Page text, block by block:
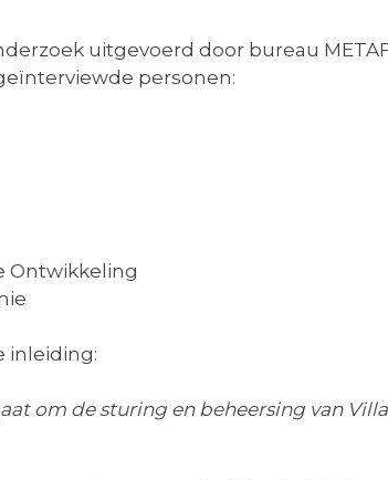
uitgevoerd door bureau
personen:
Ontwikkeling
inleiding:
om de sturing en beheersing van